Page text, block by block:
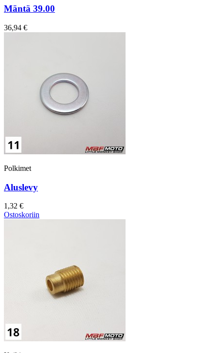
Mäntä 39.00
36,94 €
Polkimet
Aluslevy
1,32 €
Ostoskoriin